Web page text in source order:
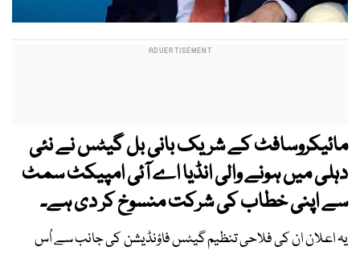
مائیکروسافٹ کے شریک بانی بل گیٹس نے نئی
دہلی میں ہونے والی انڈیا اے آئی امپیکٹ سمٹ
سے اپنی خطاب کی شرکت منسوخ کر دی ہے۔
یہ اعلان ان کی فلاحی تنظیم گیٹس فاؤنڈیشن کی جانب سے اُس